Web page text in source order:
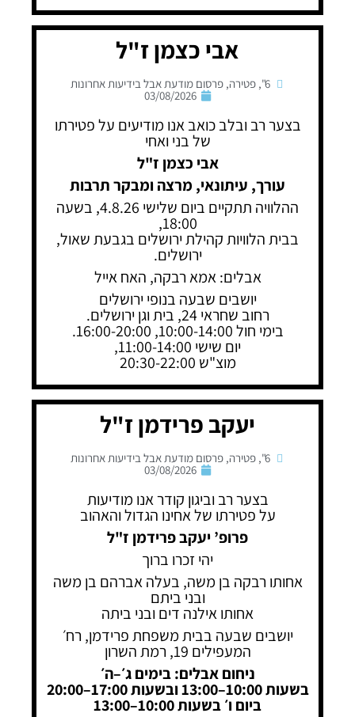
אבי כצמן ז"ל
6"
,פטירה,פרסום מודעת אבל בידיעות אחרונות
03/08/2026
בצער רב ובלב כואב אנו מודיעים על פטירתו
של בני ואחי
אבי כצמן ז"ל
עורך, עיתונאי, מרצה ומבקר תרבות
ההלוויה תתקיים ביום שלישי 4.8.26, בשעה
18:00,
בבית הלוויות קהילת ירושלים בגבעת שאול,
ירושלים.
אבלים: אמא רבקה, האח אייל
יושבים שבעה בנופי ירושלים
רחוב שחראי 24, בית וגן ירושלים.
בימי חול 10:00-14:00, 16:00-20:00.
יום שישי 11:00-14:00,
מוצ"ש 20:30-22:00
יעקב פרידמן ז"ל
6"
,פטירה,פרסום מודעת אבל בידיעות אחרונות
03/08/2026
בצער רב וביגון קודר אנו מודיעות
על פטירתו של אחינו הגדול והאהוב
פרופ’ יעקב פרידמן ז"ל
יהי זכרו ברוך
אחותו רבקה בן משה, בעלה אברהם בן משה
ובני ביתם
אחותו אילנה דים ובני ביתה
יושבים שבעה בבית משפחת פרידמן, רח׳
המעפילים 19, רמת השרון
ניחום אבלים: בימים ג׳–ה׳
בשעות 10:00–13:00 ובשעות 17:00–20:00
ביום ו׳ בשעות 10:00–13:00